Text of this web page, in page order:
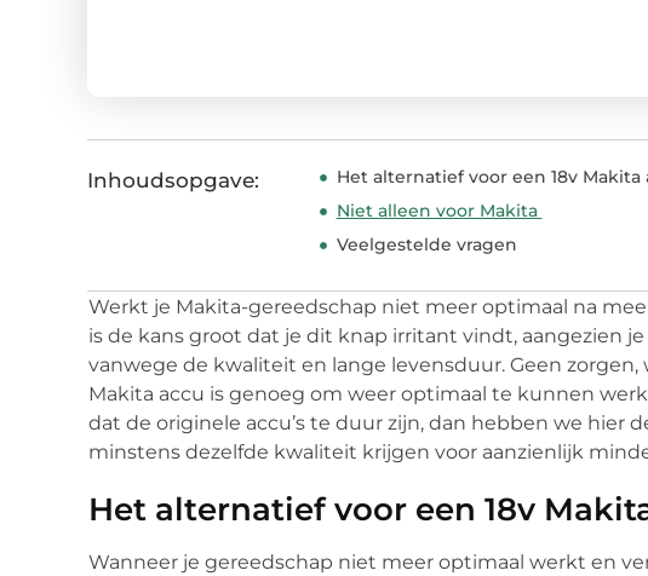
Inhoudsopgave:
Het alternatief voor een 18v Makita
Niet alleen voor Makita
Veelgestelde vragen
Werkt je Makita-gereedschap niet meer optimaal na
is de kans groot dat je dit knap irritant vindt, aangezien
vanwege de kwaliteit en lange levensduur. Geen zorgen,
Makita accu is genoeg om weer optimaal te kunnen
dat de originele accu’s te duur zijn, dan hebben we hier
minstens dezelfde kwaliteit krijgen voor aanzienlijk
Het alternatief voor een 18v
Wanneer je gereedschap niet meer optimaal werkt en